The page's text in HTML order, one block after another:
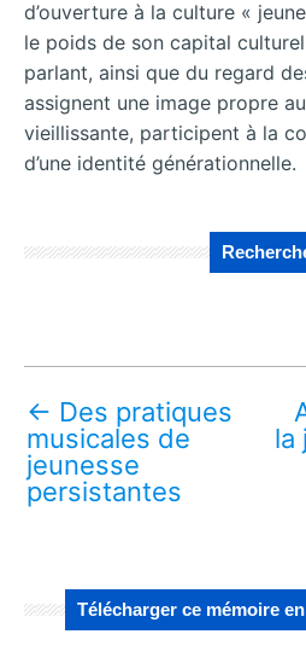
d’ouverture à la culture «
le poids de son capital
parlant, ainsi que du regard
assignent une image propre
vieillissante, participent à la
d’une identité générationnelle.
← Des pratiques
musicales de
jeunesse
persistantes
la
Télécharger ce mémoire